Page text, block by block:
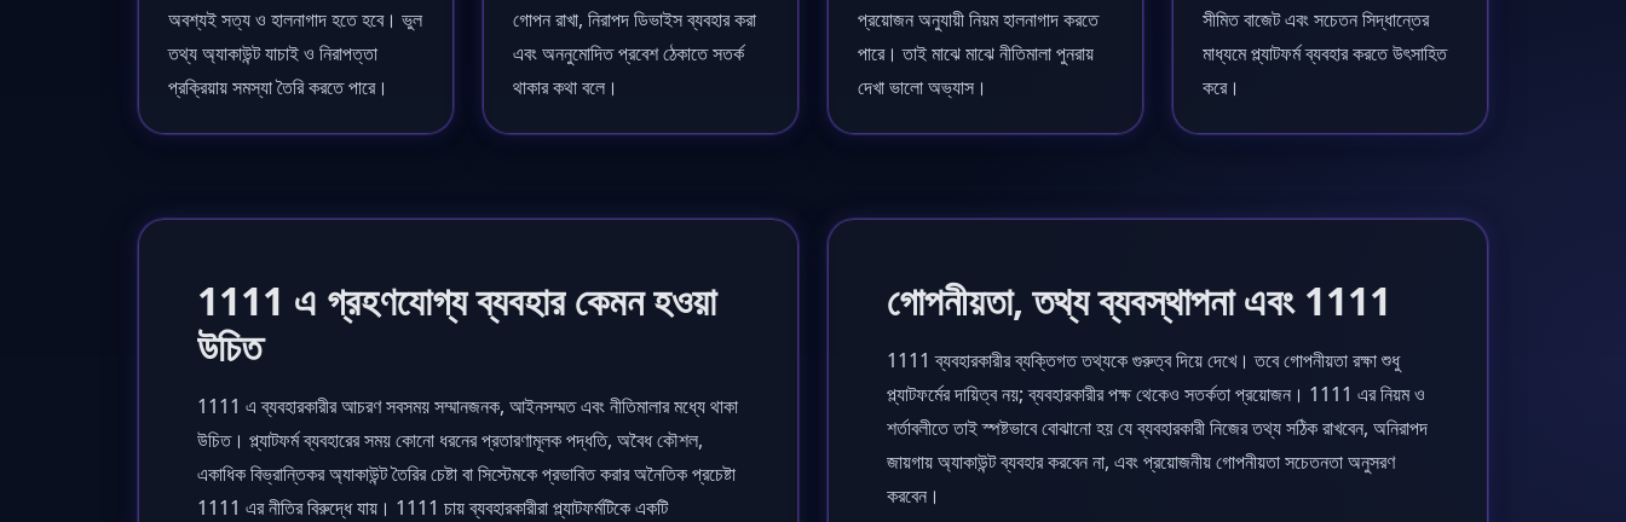
অবশ্যই সত্য ও হালনাগাদ হতে হবে। ভুল
তথ্য অ্যাকাউন্ট যাচাই ও নিরাপত্তা
প্রক্রিয়ায় সমস্যা তৈরি করতে পারে।
গোপন রাখা, নিরাপদ ডিভাইস ব্যবহার করা
এবং অননুমোদিত প্রবেশ ঠেকাতে সতর্ক
থাকার কথা বলে।
প্রয়োজন অনুযায়ী নিয়ম হালনাগাদ করতে
পারে। তাই মাঝে মাঝে নীতিমালা পুনরায়
দেখা ভালো অভ্যাস।
সীমিত বাজেট এবং সচেতন সিদ্ধান্তের
মাধ্যমে প্ল্যাটফর্ম ব্যবহার করতে উৎসাহিত
করে।
1111 এ গ্রহণযোগ্য ব্যবহার কেমন হওয়া
উচিত
1111 এ ব্যবহারকারীর আচরণ সবসময় সম্মানজনক, আইনসম্মত এবং নীতিমালার মধ্যে থাকা
উচিত। প্ল্যাটফর্ম ব্যবহারের সময় কোনো ধরনের প্রতারণামূলক পদ্ধতি, অবৈধ কৌশল,
একাধিক বিভ্রান্তিকর অ্যাকাউন্ট তৈরির চেষ্টা বা সিস্টেমকে প্রভাবিত করার অনৈতিক প্রচেষ্টা
1111 এর নীতির বিরুদ্ধে যায়। 1111 চায় ব্যবহারকারীরা প্ল্যাটফর্মটিকে একটি
গোপনীয়তা, তথ্য ব্যবস্থাপনা এবং 1111
1111 ব্যবহারকারীর ব্যক্তিগত তথ্যকে গুরুত্ব দিয়ে দেখে। তবে গোপনীয়তা রক্ষা শুধু
প্ল্যাটফর্মের দায়িত্ব নয়; ব্যবহারকারীর পক্ষ থেকেও সতর্কতা প্রয়োজন। 1111 এর নিয়ম ও
শর্তাবলীতে তাই স্পষ্টভাবে বোঝানো হয় যে ব্যবহারকারী নিজের তথ্য সঠিক রাখবেন, অনিরাপদ
জায়গায় অ্যাকাউন্ট ব্যবহার করবেন না, এবং প্রয়োজনীয় গোপনীয়তা সচেতনতা অনুসরণ
করবেন।